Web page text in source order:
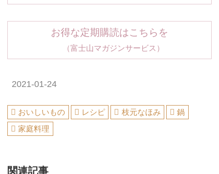
お得な定期購読はこちらを
（富士山マガジンサービス）
2021-01-24
おいしいもの レシピ 枝元なほみ
鍋
家庭料理
関連記事